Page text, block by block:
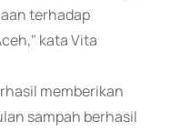
terhadap
kata Vita
memberikan
sampah berhasil